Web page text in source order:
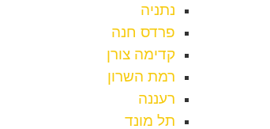
נתניה
פרדס חנה
קדימה צורן
רמת השרון
רעננה
תל מונד